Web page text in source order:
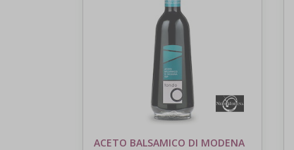
ACETO BALSAMICO DI MODENA